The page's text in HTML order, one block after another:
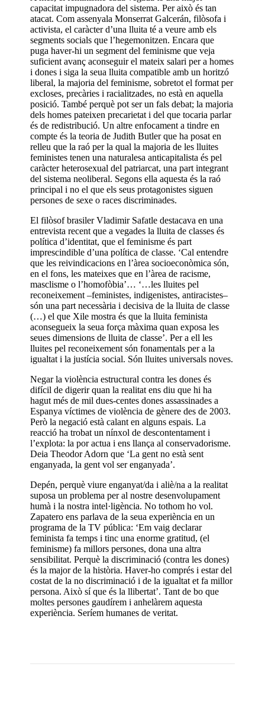
capacitat impugnadora del sistema. Per això és tan
atacat. Com assenyala Monserrat Galcerán, filòsofa i
activista, el caràcter d’una lluita té a veure amb els
segments socials que l’hegemonitzen. Encara que
puga haver-hi un segment del feminisme que veja
suficient avanç aconseguir el mateix salari per a homes
i dones i siga la seua lluita compatible amb un horitzó
liberal, la majoria del feminisme, sobretot el format per
excloses, precàries i racialitzades, no està en aquella
posició. També perquè pot ser un fals debat; la majoria
dels homes pateixen precarietat i del que tocaria parlar
és de redistribució. Un altre enfocament a tindre en
compte és la teoria de Judith Butler que ha posat en
relleu que la raó per la qual la majoria de les lluites
feministes tenen una naturalesa anticapitalista és pel
caràcter heterosexual del patriarcat, una part integrant
del sistema neoliberal. Segons ella aquesta és la raó
principal i no el que els seus protagonistes siguen
persones de sexe o races discriminades.
El filòsof brasiler Vladimir Safatle destacava en una
entrevista recent que a vegades la lluita de classes és
política d’identitat, que el feminisme és part
imprescindible d’una política de classe. ‘Cal entendre
que les reivindicacions en l’àrea socioeconòmica són,
en el fons, les mateixes que en l’àrea de racisme,
masclisme o l’homofòbia’… ‘…les lluites pel
reconeixement –feministes, indigenistes, antiracistes–
són una part necessària i decisiva de la lluita de classe
(…) el que Xile mostra és que la lluita feminista
aconsegueix la seua força màxima quan exposa les
seues dimensions de lluita de classe’. Per a ell les
lluites pel reconeixement són fonamentals per a la
igualtat i la justícia social. Són lluites universals noves.
Negar la violència estructural contra les dones és
difícil de digerir quan la realitat ens diu que hi ha
hagut més de mil dues-centes dones assassinades a
Espanya víctimes de violència de gènere des de 2003.
Però la negació està calant en alguns espais. La
reacció ha trobat un nínxol de descontentament i
l’explota: la por actua i ens llança al conservadorisme.
Deia Theodor Adorn que ‘La gent no està sent
enganyada, la gent vol ser enganyada’.
Depén, perquè viure enganyat/da i aliè/na a la realitat
suposa un problema per al nostre desenvolupament
humà i la nostra intel·ligència. No tothom ho vol.
Zapatero ens parlava de la seua experiència en un
programa de la TV pública: ‘Em vaig declarar
feminista fa temps i tinc una enorme gratitud, (el
feminisme) fa millors persones, dona una altra
sensibilitat. Perquè la discriminació (contra les dones)
és la major de la història. Haver-ho comprés i estar del
costat de la no discriminació i de la igualtat et fa millor
persona. Això sí que és la llibertat’. Tant de bo que
moltes persones gaudírem i anhelàrem aquesta
experiència. Seríem humanes de veritat.